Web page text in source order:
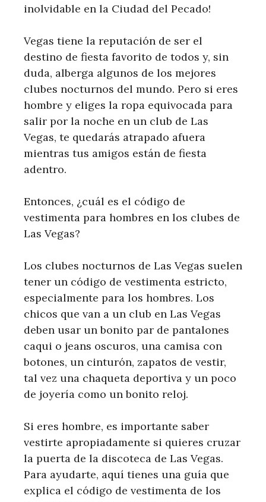
inolvidable en la Ciudad del Pecado!
Vegas tiene la reputación de ser el
destino de fiesta favorito de todos y, sin
duda, alberga algunos de los mejores
clubes nocturnos del mundo. Pero si eres
hombre y eliges la ropa equivocada para
salir por la noche en un club de Las
Vegas, te quedarás atrapado afuera
mientras tus amigos están de fiesta
adentro.
Entonces, ¿cuál es el código de
vestimenta para hombres en los clubes de
Las Vegas?
Los clubes nocturnos de Las Vegas suelen
tener un código de vestimenta estricto,
especialmente para los hombres. Los
chicos que van a un club en Las Vegas
deben usar un bonito par de pantalones
caqui o jeans oscuros, una camisa con
botones, un cinturón, zapatos de vestir,
tal vez una chaqueta deportiva y un poco
de joyería como un bonito reloj.
Si eres hombre, es importante saber
vestirte apropiadamente si quieres cruzar
la puerta de la discoteca de Las Vegas.
Para ayudarte, aquí tienes una guía que
explica el código de vestimenta de los